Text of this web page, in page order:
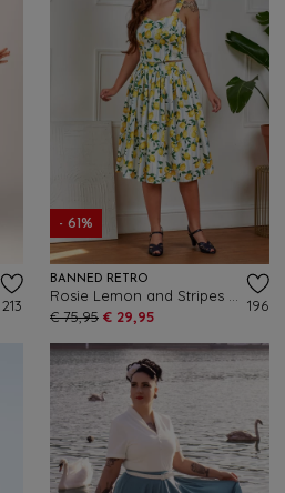
213
- 61%
BANNED RETRO
€ 75,95 € 29,95
196